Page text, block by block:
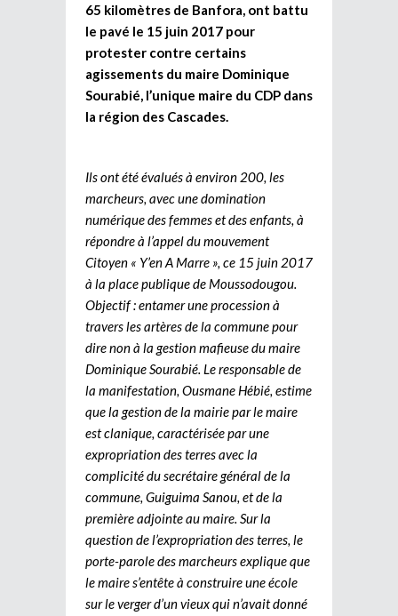
65 kilomètres de Banfora, ont battu
le pavé le 15 juin 2017 pour
protester contre certains
agissements du maire Dominique
Sourabié, l’unique maire du CDP dans
la région des Cascades.
Ils ont été évalués à environ 200, les
marcheurs, avec une domination
numérique des femmes et des enfants, à
répondre à l’appel du mouvement
Citoyen « Y’en A Marre », ce 15 juin 2017
à la place publique de Moussodougou.
Objectif : entamer une procession à
travers les artères de la commune pour
dire non à la gestion mafieuse du maire
Dominique Sourabié. Le responsable de
la manifestation, Ousmane Hébié, estime
que la gestion de la mairie par le maire
est clanique, caractérisée par une
expropriation des terres avec la
complicité du secrétaire général de la
commune, Guiguima Sanou, et de la
première adjointe au maire. Sur la
question de l’expropriation des terres, le
porte-parole des marcheurs explique que
le maire s’entête à construire une école
sur le verger d’un vieux qui n’avait donné